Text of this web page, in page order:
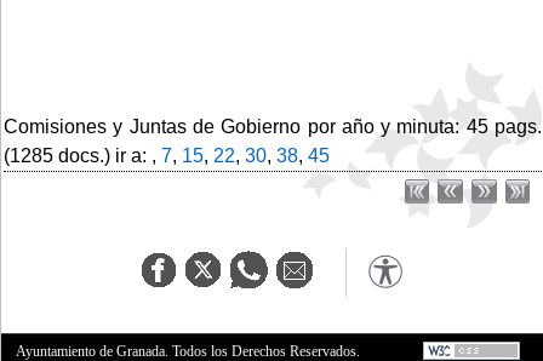
Comisiones y Juntas de Gobierno por año y minuta: 45 pags.
(1285 docs.) ir a: , 7, 15, 22, 30, 38, 45
Ayuntamiento de Granada. Todos los Derechos Reservados.